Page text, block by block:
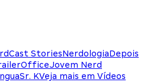
StoriesNerdologiaDepois
Jovem Nerd
Sr. KVeja mais em Vídeos